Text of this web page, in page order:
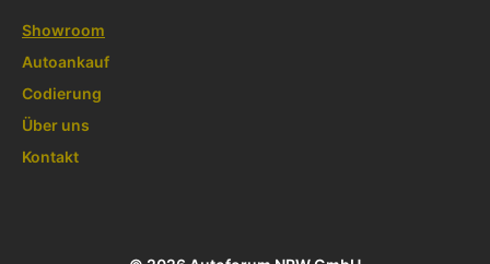
Showroom
Autoankauf
Codierung
Über uns
Kontakt